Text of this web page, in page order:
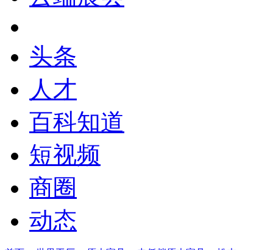
头条
人才
百科知道
短视频
商圈
动态